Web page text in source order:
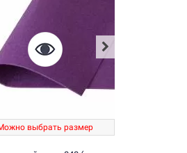
выбрать размер